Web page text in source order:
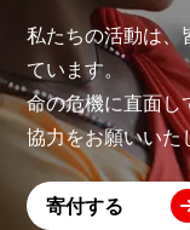
私たちの活動は、
ています。
命の危機に直面し
協力をお願いいた
寄付する